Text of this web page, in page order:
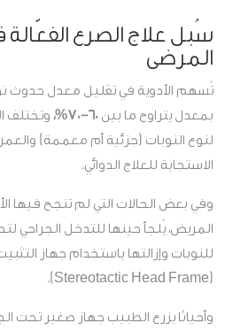
سُبل علاج الصرع
المرضى
تُسهم الأدوية في تقليل معدل حدوث
بمعدل يتراوح ما بين
وتختلف
لنوع النوبات (جزئية أم معممة)
الاستجابة للعلاج الدوائي.
وفي بعض الحالات التي لم تنجح فيها
المريض، يُلجأ حينها للتدخل الجراحي
للنوبات وإزالتها باستخدام جهاز
وأحيانًا يزرع الطبيب جهاز صغير تحت